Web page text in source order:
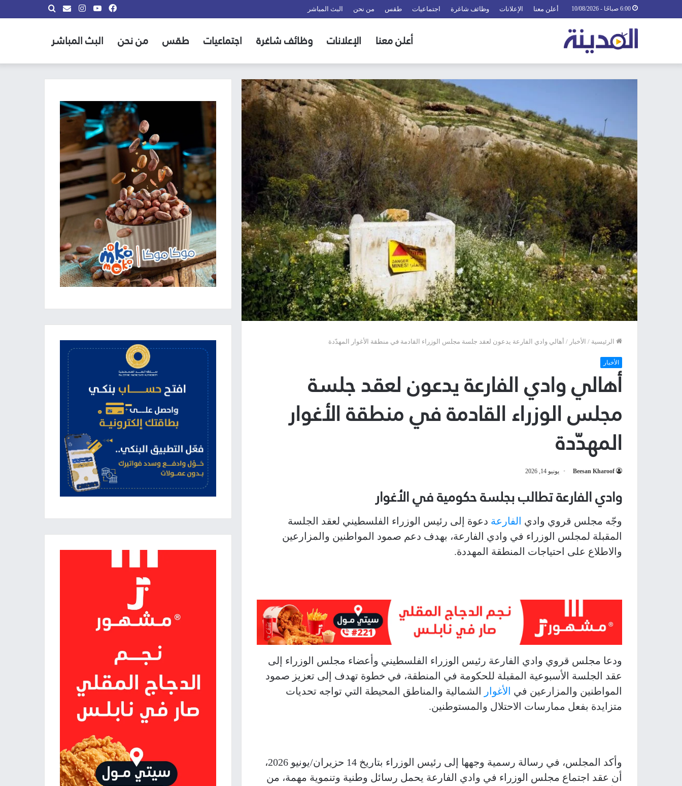
أعلن معنا الإعلانات وظائف شاغرة اجتماعيات طقس من نحن البث المباشر بحث
info@almadina.tvانستقراميوتيوب
فيسبوك
أعلن معنا الإعلانات وظائف شاغرة اجتماعيات طقس من نحن البث المباشر
الرئيسية / الأخبار / أهالي وادي الفارعة يدعون لعقد جلسة مجلس الوزراء القادمة في منطقة الأغوار المهدّدة
الأخبار
أهالي وادي الفارعة يدعون لعقد جلسة
مجلس الوزراء القادمة في منطقة الأغوار
المهدّدة
Beesan Kharoof يونيو 14, 2026
وادي الفارعة تطالب بجلسة حكومية في الأغوار
وجّه مجلس قروي وادي الفارعة دعوة إلى رئيس الوزراء الفلسطيني لعقد الجلسة
المقبلة لمجلس الوزراء في وادي الفارعة، بهدف دعم صمود المواطنين والمزارعين
والاطلاع على احتياجات المنطقة المهددة.
ودعا مجلس قروي وادي الفارعة رئيس الوزراء الفلسطيني وأعضاء مجلس الوزراء إلى
عقد الجلسة الأسبوعية المقبلة للحكومة في المنطقة، في خطوة تهدف إلى تعزيز صمود
المواطنين والمزارعين في الأغوار الشمالية والمناطق المحيطة التي تواجه تحديات
متزايدة بفعل ممارسات الاحتلال والمستوطنين.
وأكد المجلس، في رسالة رسمية وجهها إلى رئيس الوزراء بتاريخ 14 حزيران/يونيو 2026،
أن عقد اجتماع مجلس الوزراء في وادي الفارعة يحمل رسائل وطنية وتنموية مهمة، من